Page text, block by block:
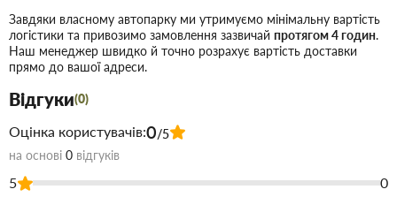
монтажу та шпаклювання швів гіпсових пазогребневих
плит – шпаклювання стиків, раковин та нерівностей
збірних залізобетонних елементів – приклеювання ліпних
декоративних елементів Властивості шпаклівки
фунгенфюллер В'яжуче - гіпс Особливо легка в обробці
завдяки щільній, пружній консистенції. Швидке
наростання міцності Замішується без грудок Легко
наноситься Висока адгезія Висока водоутримуюча
здатність Обробляється вручну Технічні характеристики
Завдяки власному автопарку ми утримуємо мінімальну вартість
логістики та привозимо замовлення зазвичай протягом 4 годин.
Наш менеджер швидко й точно розрахує вартість доставки
прямо до вашої адреси.
Відгуки(0)
Оцінка користувачів:0/5
на основі 0 відгуків
5
0